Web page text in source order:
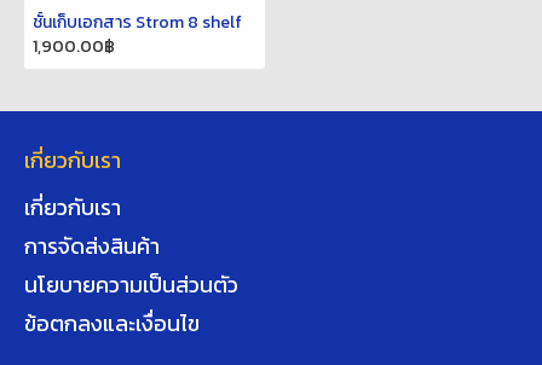
ชั้นเก็บเอกสาร Strom 8 shelf
1,900.00฿
เกี่ยวกับเรา
เกี่ยวกับเรา
การจัดส่งสินค้า
นโยบายความเป็นส่วนตัว
ข้อตกลงและเงื่อนไข